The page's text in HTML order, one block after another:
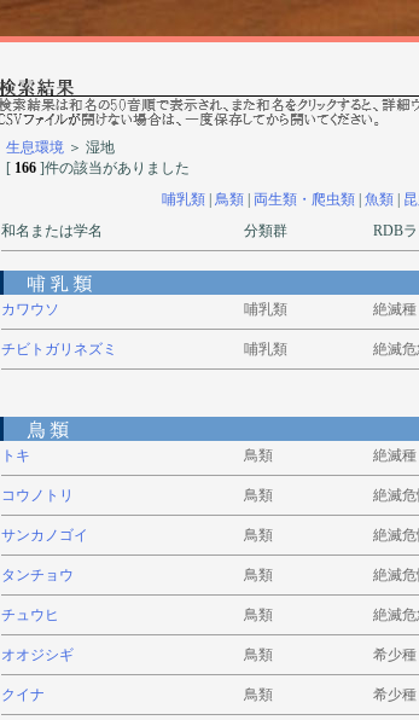
生息環境＞ 湿地
[ 166]件の該当がありました
哺乳類 鳥類 両生類・爬虫類 魚類
和名または学名
分類群 RDB
カワウソ 哺乳類 絶滅種
チビトガリネズミ 哺乳類 絶滅
トキ 鳥類 絶滅種
コウノトリ 鳥類 絶滅危
サンカノゴイ 鳥類 絶滅危
タンチョウ 鳥類 絶滅危
チュウヒ 鳥類 絶滅
オオジシギ 鳥類 希少種
クイナ 鳥類 希少種